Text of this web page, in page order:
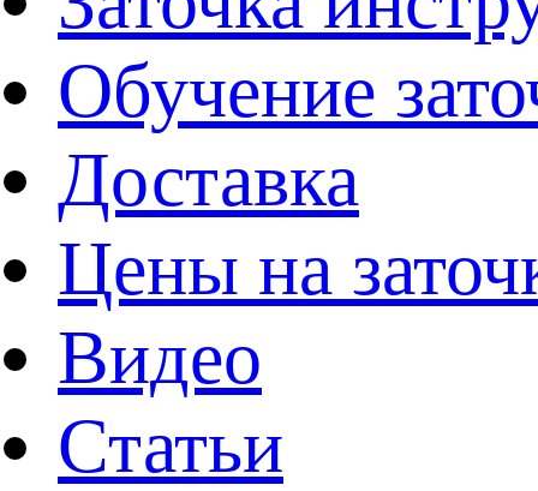
Обучение
Доставка
Цены на
Видео
Статьи